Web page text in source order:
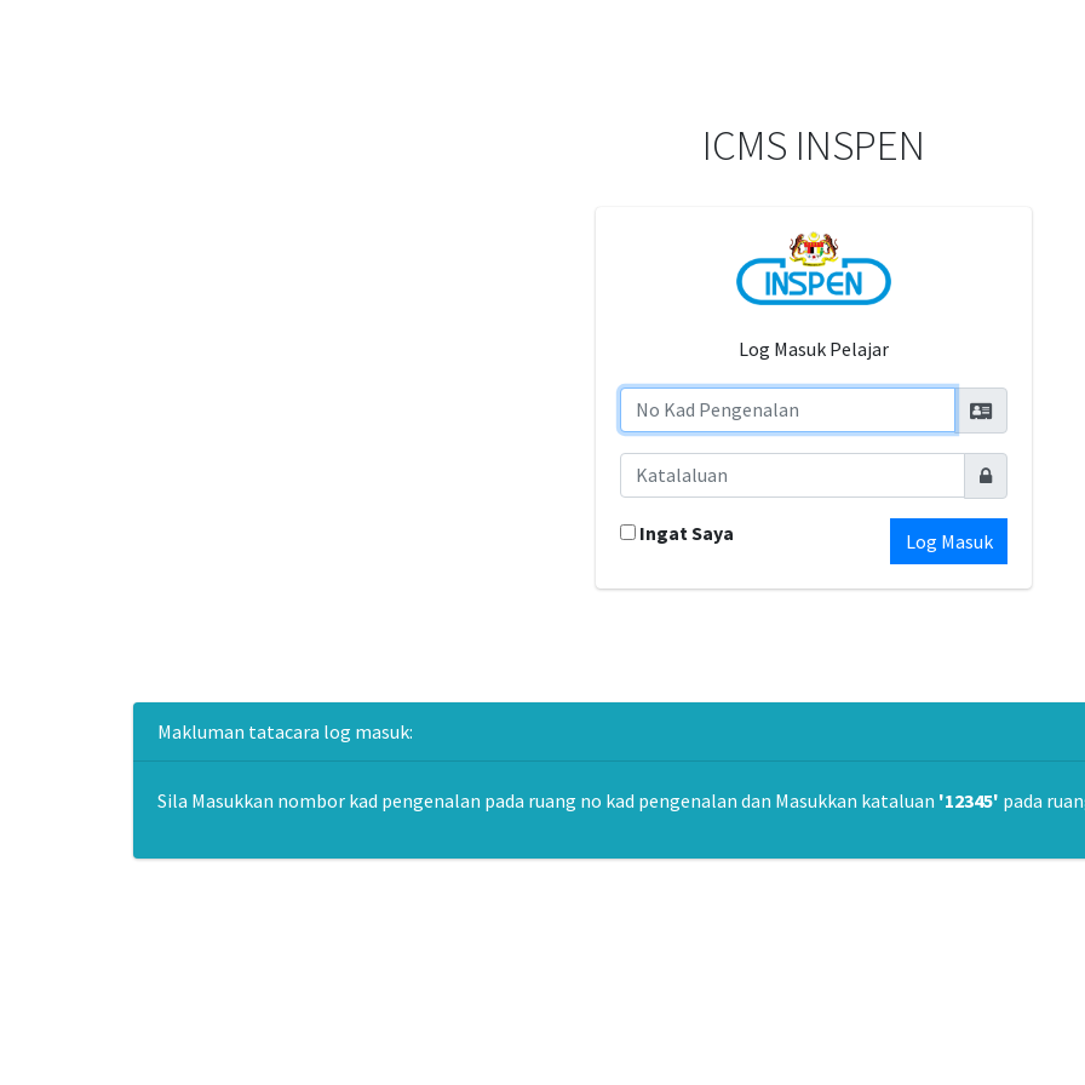
ICMS INSPEN
Log Masuk Pelajar
Ingat Saya Log Masuk
Makluman tatacara log masuk:
Sila Masukkan nombor kad pengenalan pada ruang no kad pengenalan dan Masukkan kataluan '12345' pada